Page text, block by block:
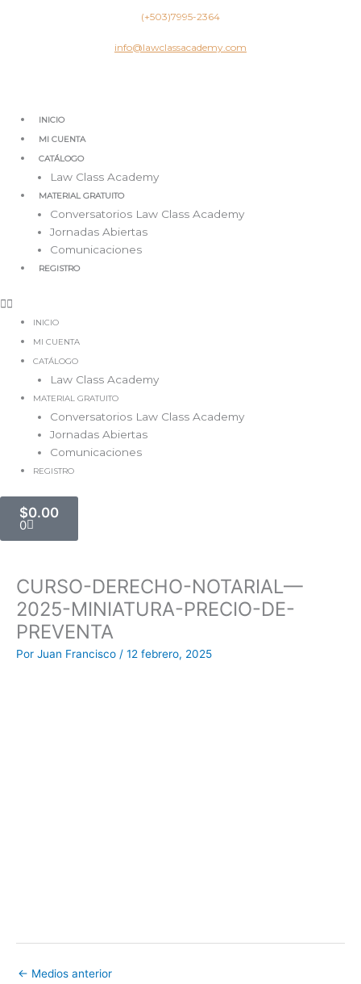
(+503)7995-2364
info@lawclassacademy.com
INICIO
MI CUENTA
CATÁLOGO
Law Class Academy
MATERIAL GRATUITO
Conversatorios Law Class Academy
Jornadas Abiertas
Comunicaciones
REGISTRO
INICIO
MI CUENTA
CATÁLOGO
Law Class Academy
MATERIAL GRATUITO
Conversatorios Law Class Academy
Jornadas Abiertas
Comunicaciones
REGISTRO
$0.00
0
Carrito
CURSO-DERECHO-NOTARIAL—
2025-MINIATURA-PRECIO-DE-
PREVENTA
Por Juan Francisco / 12 febrero, 2025
← Medios anterior